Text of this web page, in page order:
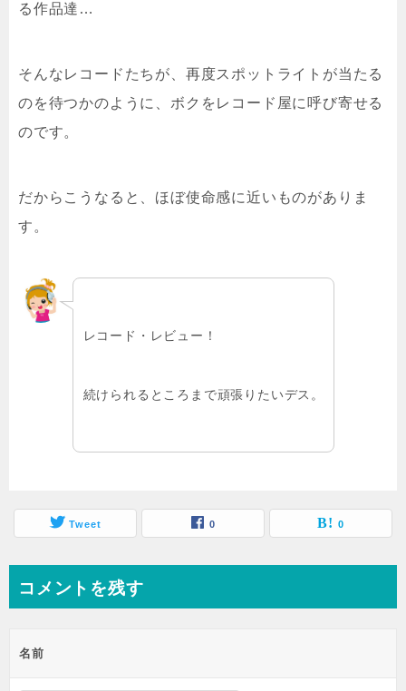
る作品達…
そんなレコードたちが、再度スポットライトが当たる
のを待つかのように、ボクをレコード屋に呼び寄せる
のです。
だからこうなると、ほぼ使命感に近いものがありま
す。
レコード・レビュー！
続けられるところまで頑張りたいデス。
Tweet 0 0
コメントを残す
名前